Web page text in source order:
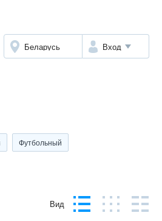
Беларусь Вход
Футбольный
Вид